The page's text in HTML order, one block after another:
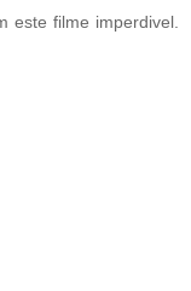
este filme imperdivel.